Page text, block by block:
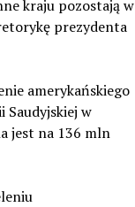
kraju pozostają w
prezydenta
amerykańskiego
w
jest na 136 mln